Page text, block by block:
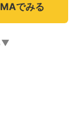
でみる
▼